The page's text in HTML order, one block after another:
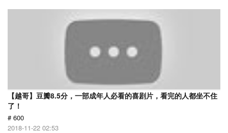
【越哥】豆瓣8.5分，一部成年人必看的喜剧片，看完的人都坐不住
了！
# 600
2018-11-22 02:53